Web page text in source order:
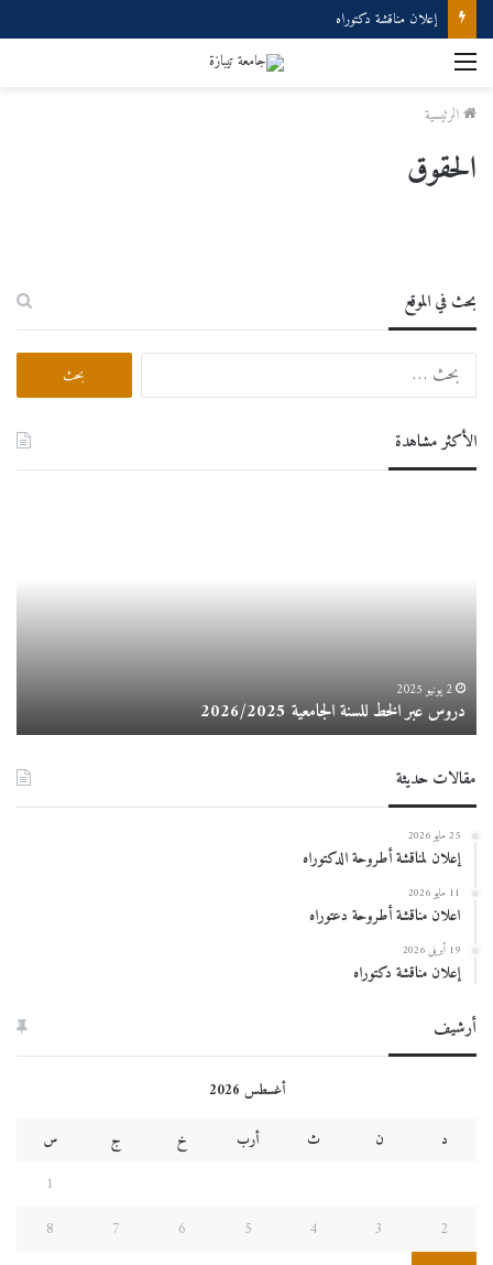
إعلان مناقشة دكتوراه
القائمة
الرئيسية
الحقوق
بحث في الموقع
البحث
الأكثر مشاهدة
2 يونيو 2025
دروس عبر الخط للسنة الجامعية 2026/2025
مقالات حديثة
25 مايو 2026
إعلان لمناقشة أطروحة الدكتوراه
11 مايو 2026
اعلان مناقشة أطروحة دعتوراه
19 أبريل 2026
إعلان مناقشة دكتوراه
أرشيف
أغسطس 2026
د
ن ث أرب خ ج
س
1
2
3
4
5
6
7
8